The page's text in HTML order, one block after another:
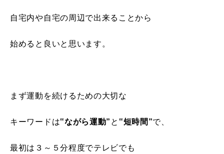
自宅内や自宅の周辺で出来ることから
始めると良いと思います。
まず運動を続けるための大切な
キーワードは‟ながら運動” と ‟短時間”で、
最初は３～５分程度でテレビでも